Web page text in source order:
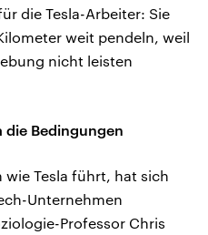
die Tesla-Arbeiter: Sie
weit pendeln, weil
nicht leisten
die Bedingungen
Tesla führt, hat sich
Unternehmen
Professor Chris